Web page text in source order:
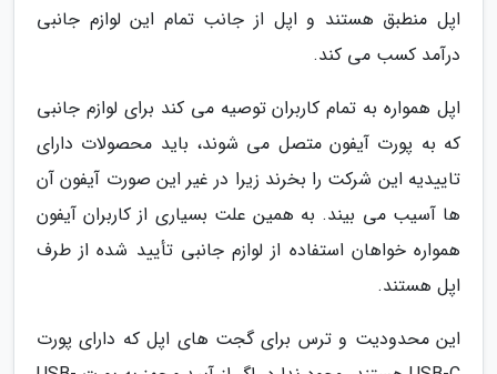
اپل منطبق هستند و اپل از جانب تمام این لوازم جانبی
درآمد کسب می کند.
اپل همواره به تمام کاربران توصیه می کند برای لوازم جانبی
که به پورت آیفون متصل می شوند، باید محصولات دارای
تاییدیه این شرکت را بخرند زیرا در غیر این صورت آیفون آن
ها آسیب می بیند. به همین علت بسیاری از کاربران آیفون
همواره خواهان استفاده از لوازم جانبی تأیید شده از طرف
اپل هستند.
این محدودیت و ترس برای گجت های اپل که دارای پورت